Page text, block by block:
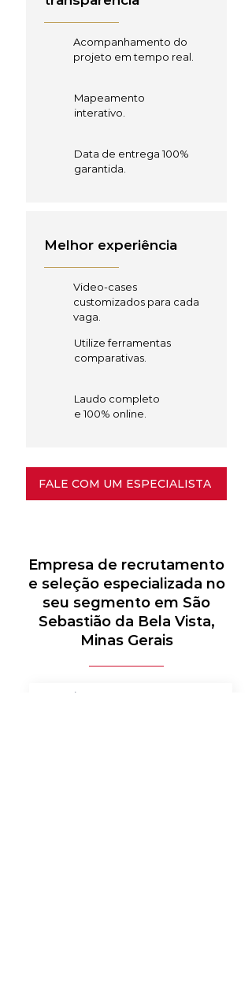
Acompanhamento do
projeto em tempo real.
Mapeamento
interativo.
Data de entrega 100%
garantida.
Melhor experiência
Video-cases
customizados para cada
vaga.
Utilize ferramentas
comparativas.
Laudo completo
e 100% online.
FALE COM UM ESPECIALISTA
Empresa de recrutamento
e seleção especializada no
seu segmento em São
Sebastião da Bela Vista,
Minas Gerais